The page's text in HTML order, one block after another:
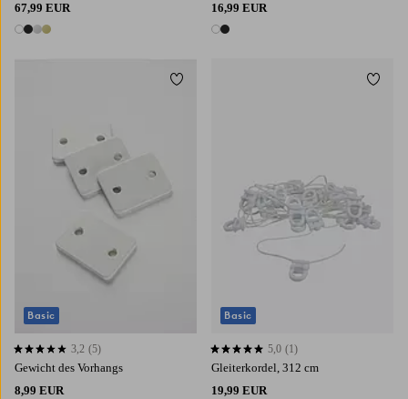
67,99 EUR
4 Farben
16,99 EUR
2 Farben
Gewicht des Vorhangs
8,99 EUR
3,2 basierend auf 5 Bewertungen
3,2 (5)
Basic
Zu Favoriten hinzufügen
Gleiterkordel, 312 cm
19,99 EUR
5,0 basierend auf 1 Bewertungen
5,0 (1)
Basic
Zu